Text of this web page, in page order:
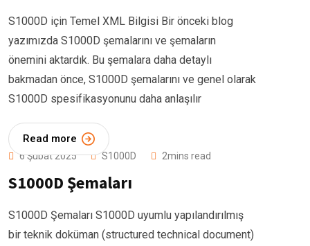
S1000D için Temel XML Bilgisi Bir önceki blog
yazımızda S1000D şemalarını ve şemaların
önemini aktardık. Bu şemalara daha detaylı
bakmadan önce, S1000D şemalarını ve genel olarak
S1000D spesifikasyonunu daha anlaşılır
Read more
6 Şubat 2025 S1000D 2mins read
S1000D Şemaları
S1000D Şemaları S1000D uyumlu yapılandırılmış
bir teknik doküman (structured technical document)